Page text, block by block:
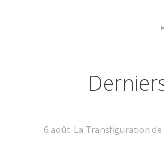
6 août. La Transfiguration de